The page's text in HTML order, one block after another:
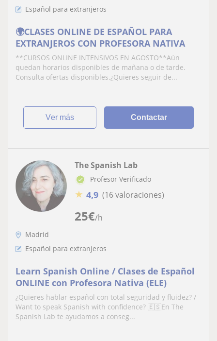
Español para extranjeros
🌍CLASES ONLINE DE ESPAÑOL PARA
EXTRANJEROS CON PROFESORA NATIVA
**CURSOS ONLINE INTENSIVOS EN AGOSTO**Aún
quedan horarios disponibles de mañana o de tarde.
Consulta ofertas disponibles.¿Quieres seguir de...
ver más Contactar
25€/h
The Spanish Lab
Profesor Verificado
★ 4,9 (16 valoraciones)
Madrid
Español para extranjeros
Learn Spanish Online / Clases de Español
ONLINE con Profesora Nativa (ELE)
¿Quieres hablar español con total seguridad y fluidez? /
Want to speak Spanish with confidence? 🇪🇸En The
Spanish Lab te ayudamos a conseg...